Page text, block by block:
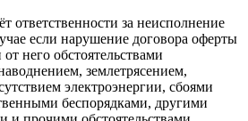
ответственности за неисполнение
если нарушение договора оферты
него обстоятельствами
землетрясением,
электроэнергии, сбоями
беспорядками, другими